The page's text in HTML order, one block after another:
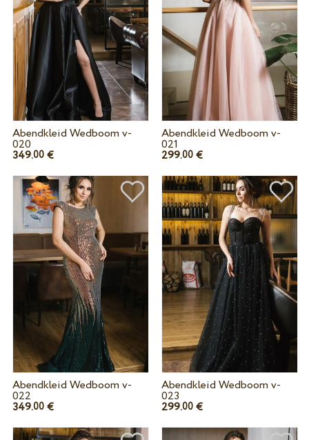
Abendkleid Wedboom v-
020
349.00€
Abendkleid Wedboom v-
021
299.00 €
Abendkleid Wedboom v-
022
349.00€
Abendkleid Wedboom v-
023
299.00 €